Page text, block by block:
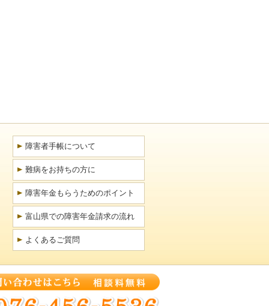
障害者手帳について
難病をお持ちの方に
障害年金もらうためのポイント
富山県での障害年金請求の流れ
よくあるご質問